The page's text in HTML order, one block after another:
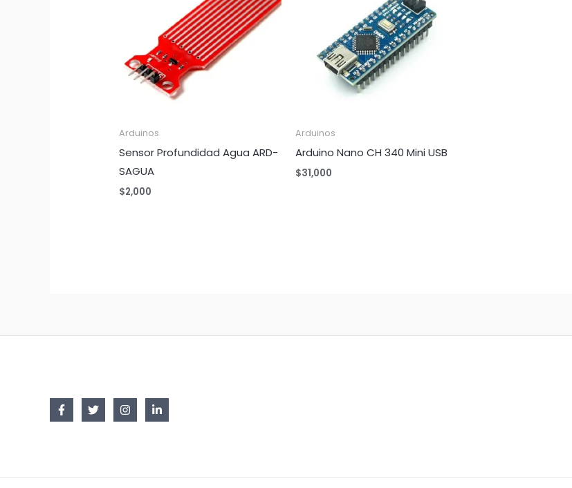
Arduinos
Sensor Profundidad Agua ARD-
SAGUA
$2,000
Arduinos
Arduino Nano CH 340 Mini USB
$31,000